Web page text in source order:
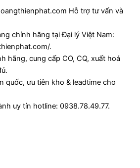
Hỗ trợ tư vấn và
chính hãng tại Đại lý Việt Nam:
.
hãng, cung cấp CO, CQ, xuất hoá
quốc, ưu tiên kho & leadtime cho
uy tín hotline: 0938.78.49.77.